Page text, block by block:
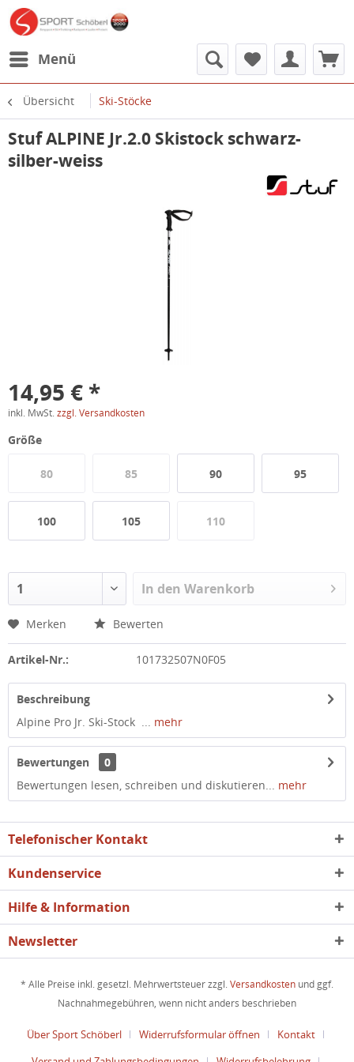
Menü
Übersicht Ski-Stöcke
Stuf ALPINE Jr.2.0 Skistock schwarz-
silber-weiss
14,95 € *
inkl. MwSt. zzgl. Versandkosten
Größe
80 85 90 95
100 105 110
In den Warenkorb
Merken Bewerten
Artikel-Nr.: 101732507N0F05
Beschreibung
Alpine Pro Jr. Ski-Stock ... mehr
Bewertungen
0
Bewertungen lesen, schreiben und diskutieren... mehr
Telefonischer Kontakt
Kundenservice
Hilfe & Information
Newsletter
* Alle Preise inkl. gesetzl. Mehrwertsteuer zzgl. Versandkosten und ggf.
Nachnahmegebühren, wenn nicht anders beschrieben
Über Sport Schöberl Widerrufsformular öffnen
Kontakt